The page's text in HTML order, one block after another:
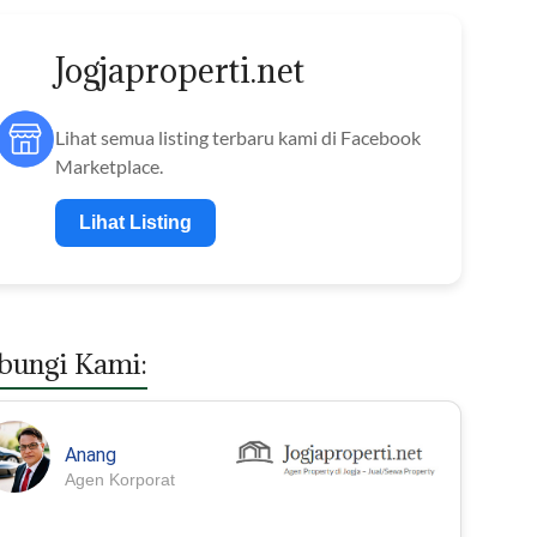
Jogjaproperti.net
Lihat semua listing terbaru kami di Facebook
Marketplace.
Lihat Listing
Kami:
Anang
Agen Korporat